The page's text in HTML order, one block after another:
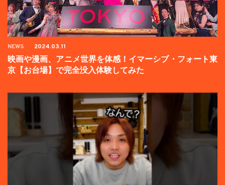
NEWS 2024.03.11
映画や漫画、アニメ世界を体感！イマーシブ・フォート東
京【お台場】で完全没入体験してみた